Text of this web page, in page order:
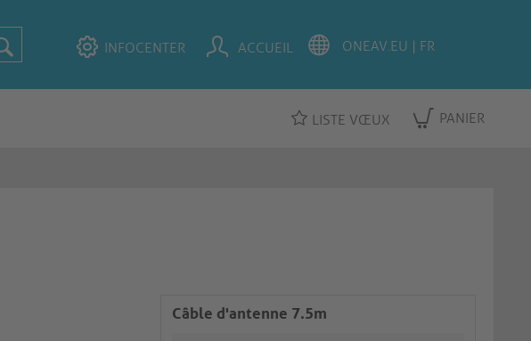
INFOCENTER ACCUEIL
LISTE VŒUX PANIER
Câble d'antenne 7.5m